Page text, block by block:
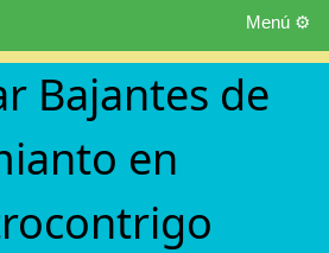
Menú ⚙️
Bajantes de
en